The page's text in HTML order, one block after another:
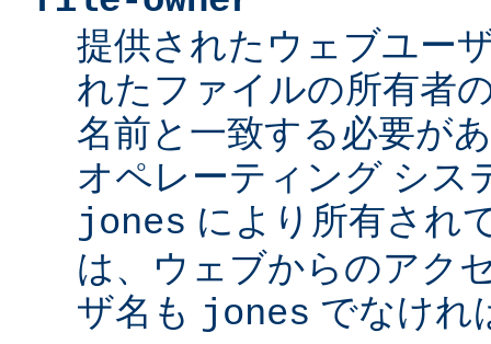
提供されたウェブユー
れたファイルの所有者
名前と一致する必要が
オペレーティング シス
jones により所有され
は、ウェブからのアク
ザ名も jones でなけれ